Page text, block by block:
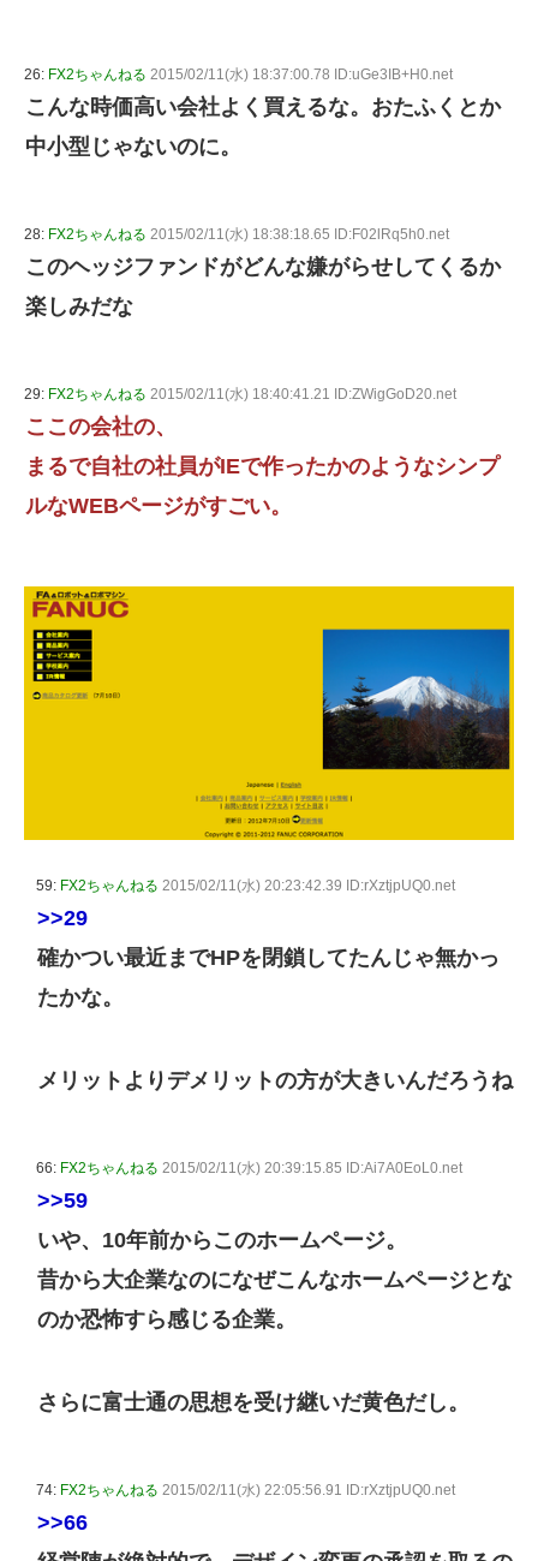
26: FX2ちゃんねる 2015/02/11(水) 18:37:00.78 ID:uGe3IB+H0.net
こんな時価高い会社よく買えるな。おたふくとか
中小型じゃないのに。
28: FX2ちゃんねる 2015/02/11(水) 18:38:18.65 ID:F02lRq5h0.net
このヘッジファンドがどんな嫌がらせしてくるか
楽しみだな
29: FX2ちゃんねる 2015/02/11(水) 18:40:41.21 ID:ZWigGoD20.net
ここの会社の、
まるで自社の社員がIEで作ったかのようなシンプ
ルなWEBページがすごい。
59: FX2ちゃんねる 2015/02/11(水) 20:23:42.39 ID:rXztjpUQ0.net
>>29
確かつい最近までHPを閉鎖してたんじゃ無かっ
たかな。
メリットよりデメリットの方が大きいんだろうね
66: FX2ちゃんねる 2015/02/11(水) 20:39:15.85 ID:Ai7A0EoL0.net
>>59
いや、10年前からこのホームページ。
昔から大企業なのになぜこんなホームページとな
のか恐怖すら感じる企業。
さらに富士通の思想を受け継いだ黄色だし。
74: FX2ちゃんねる 2015/02/11(水) 22:05:56.91 ID:rXztjpUQ0.net
>>66